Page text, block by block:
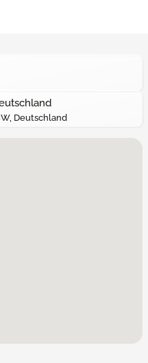
Deutschland